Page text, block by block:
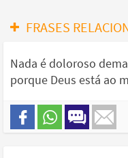
FRASES
Nada é doloroso
porque Deus está ao